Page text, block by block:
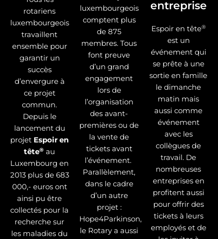
rotariens
luxembourgeois
travaillent
ensemble pour
garantir un
succès
d’envergure à
ce projet
commun.
Depuis le
lancement du
projet Espoir en
tête® au
Luxembourg en
2013 plus de 683
000,- euros ont
ainsi pu être
collectés pour la
recherche sur
les maladies du
luxembourgeois
comptent plus
de 875
membres. Tous
font preuve
d’un grand
engagement
lors de
l’organisation
des avant-
premières ou de
la vente de
tickets avant
l’événement.
Parallèlement,
dans le cadre
d’un autre
projet :
Hope4Parkinson,
le Rotary a aussi
entreprise
Espoir en tête®
est un
événement qui
se prête à une
sortie en famille
le dimanche
matin mais
aussi comme
événement
avec les
collègues de
travail. De
nombreuses
entreprises en
profitent aussi
pour offrir des
tickets à leurs
employés et de